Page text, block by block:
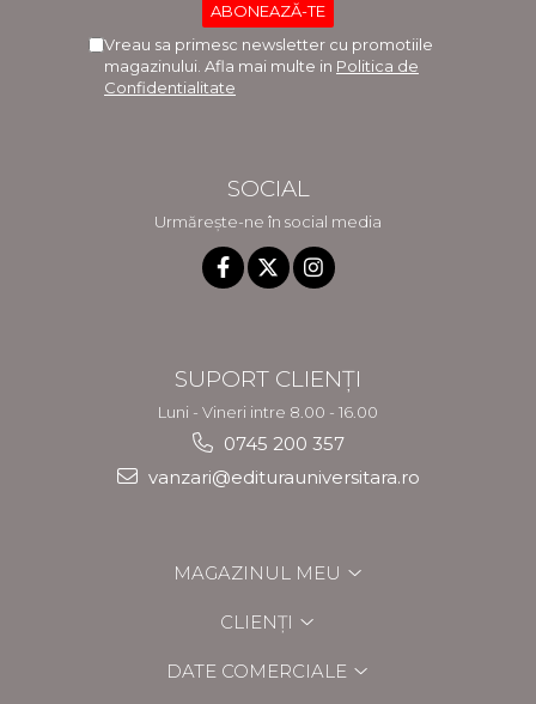
Vreau sa primesc newsletter cu promotiile
magazinului. Afla mai multe in Politica de
Confidentialitate
SOCIAL
Urmărește-ne în social media
SUPORT CLIENȚI
Luni - Vineri intre 8.00 - 16.00
0745 200 357
vanzari@editurauniversitara.ro
MAGAZINUL MEU
CLIENȚI
DATE COMERCIALE